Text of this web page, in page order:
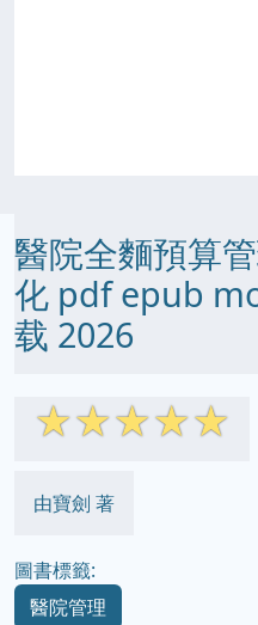
醫院全麵預算
化 pdf epub
载 2026
☆☆☆☆☆
由寶劍 著
圖書標籤:
醫院管理